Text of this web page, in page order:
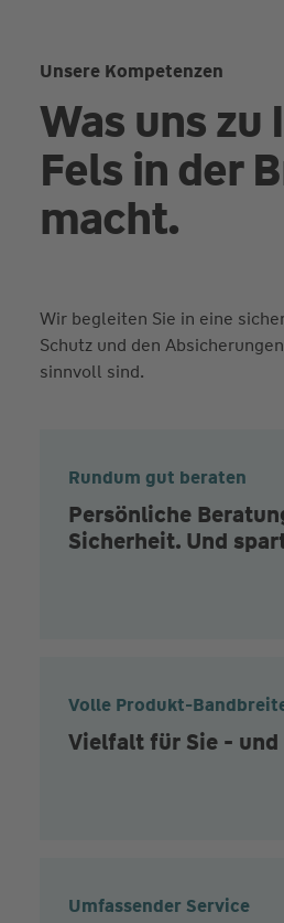
Unsere Kompetenzen
Was uns zu
Fels in der
macht.
Wir begleiten Sie in eine
Schutz und den
sinnvoll sind.
Rundum gut beraten
Persönliche
Sicherheit. Und
Volle Produkt-
Vielfalt für Sie -
Umfassender Service